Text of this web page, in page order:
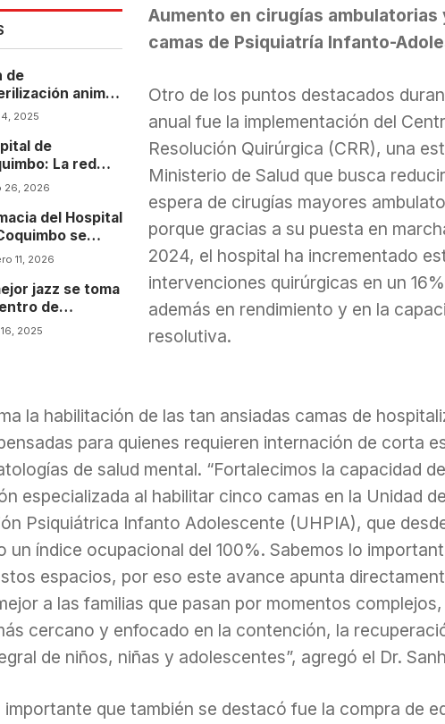
de
animal
en Coquimbo
el territorio
2025
de
La red
que
con ELA
26, 2026
del Hospital
se
a nuevos
sus
11, 2026
jazz se toma
de
2025
Aumento en cirugías ambulatorias
camas de Psiquiatría Infanto-
Otro de los puntos destacados
anual fue la implementación del
Resolución Quirúrgica (CRR), una
Ministerio de Salud que busca
espera de cirugías mayores
porque gracias a su puesta en
2024, el hospital ha incrementado
intervenciones quirúrgicas en un
además en rendimiento y en la
resolutiva.
la habilitación de las tan ansiadas camas de
para quienes requieren internación de corta
de salud mental. “Fortalecimos la capacidad de
especializada al habilitar cinco camas en la Unidad de
Psiquiátrica Infanto Adolescente (UHPIA), que
un índice ocupacional del 100%. Sabemos lo
espacios, por eso este avance apunta
a las familias que pasan por momentos
cercano y enfocado en la contención, la
de niños, niñas y adolescentes”, agregó el Dr.
importante que también se destacó fue la compra de